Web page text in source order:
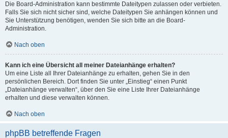
Die Board-Administration kann bestimmte Dateitypen zulassen oder verbieten.
Falls Sie sich nicht sicher sind, welche Dateitypen Sie anhängen können und
Sie Unterstützung benötigen, wenden Sie sich bitte an die Board-
Administration.
Nach oben
Kann ich eine Übersicht all meiner Dateianhänge erhalten?
Um eine Liste all Ihrer Dateianhänge zu erhalten, gehen Sie in den
persönlichen Bereich. Dort finden Sie unter „Einstieg“ einen Punkt
„Dateianhänge verwalten“, über den Sie eine Liste Ihrer Dateianhänge
erhalten und diese verwalten können.
Nach oben
phpBB betreffende Fragen